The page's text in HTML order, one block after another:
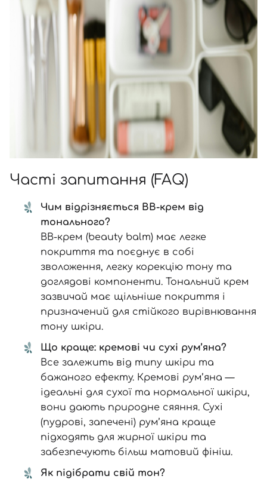
Часті запитання (FAQ)
Чим відрізняється BB-крем від
тонального?
BB-крем (beauty balm) має легке
покриття та поєднує в собі
зволоження, легку корекцію тону та
доглядові компоненти. Тональний крем
зазвичай має щільніше покриття і
призначений для стійкого вирівнювання
тону шкіри.
Що краще: кремові чи сухі рум’яна?
Все залежить від типу шкіри та
бажаного ефекту. Кремові рум’яна —
ідеальні для сухої та нормальної шкіри,
вони дають природне сяяння. Сухі
(пудрові, запечені) рум’яна краще
підходять для жирної шкіри та
забезпечують більш матовий фініш.
Як підібрати свій тон?